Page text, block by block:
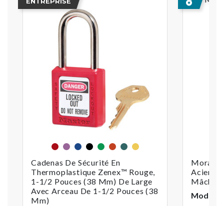
RougeViolet
BleuNoirVertOrange
Sarcelle
jaune
Cadenas De Sécurité En
Thermoplastique Zenex™ Rouge,
1-1/2 Pouces (38 Mm) De Large
Avec Arceau De 1-1/2 Pouces (38
Mm)
Acier,
Modèle